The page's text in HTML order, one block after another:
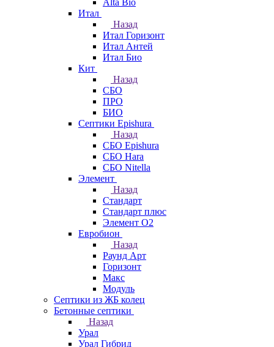
Alta Bio
Итал
Назад
Итал Горизонт
Итал Антей
Итал Био
Кит
Назад
СБО
ПРО
БИО
Септики Epishura
Назад
СБО Epishura
СБО Hara
СБО Nitella
Элемент
Назад
Стандарт
Стандарт плюс
Элемент О2
Евробион
Назад
Раунд Арт
Горизонт
Макс
Модуль
Септики из ЖБ колец
Бетонные септики
Назад
Урал
Урал Гибрид